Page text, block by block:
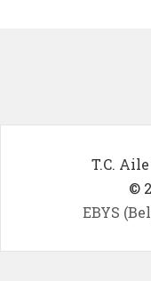
T.C.
©
EBYS